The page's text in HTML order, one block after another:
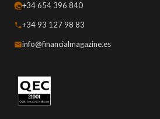
+34 654 396 840
+34 93 127 98 83
info@financialmagazine.es